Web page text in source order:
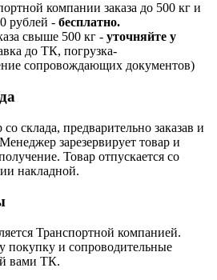
компании заказа до 500 кг и
рублей - бесплатно.
свыше 500 кг - уточняйте у
до ТК, погрузка-
сопровождающих документов)
склада, предварительно заказав и
зарезервирует товар и
Товар отпускается со
накладной.
Транспортной компанией.
покупку и сопроводительные
вами ТК.